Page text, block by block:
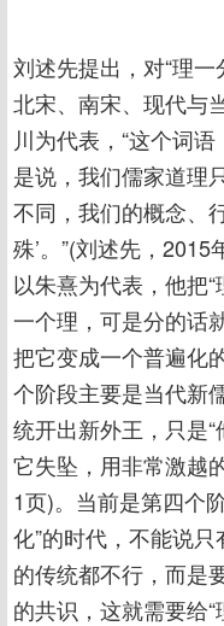
刘述先提出，对“理一
北宋、南宋、现代与
川为代表，“这个词
是说，我们儒家道理
不同，我们的概念、
殊’。”(刘述先，
以朱熹为代表，他把
一个理，可是分的
把它变成一个普遍化
个阶段主要是当代新
统开出新外王，只是
它失坠，用非常激越
1页)。当前是第四个
化”的时代，不能说
的传统都不行，而是
的共识，这就需要给“